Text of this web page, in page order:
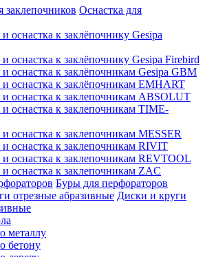
Оснастка для
и оснастка к заклёпочнику Gesipa
и оснастка к заклёпочнику Gesipa Firebird
и оснастка к заклёпочникам Gesipa GBM
и оснастка к заклёпочникам EMHART
и оснастка к заклепочникам ABSOLUT
и оснастка к заклепочникам TIME-
и оснастка к заклепочникам MESSER
и оснастка к заклепочникам RIVIT
и оснастка к заклепочникам REVTOOL
и оснастка к заклепочникам ZAC
Буры для перфораторов
Диски и круги
металлу
бетону